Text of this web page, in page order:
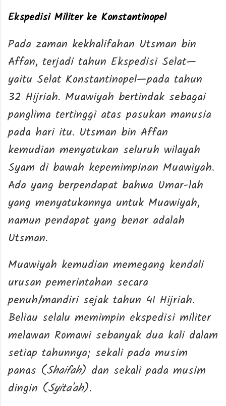
Ekspedisi Militer ke Konstantinopel
Pada zaman kekhalifahan Utsman bin
Affan, terjadi tahun Ekspedisi Selat—
yaitu Selat Konstantinopel—pada tahun
32 Hijriah. Muawiyah bertindak sebagai
panglima tertinggi atas pasukan manusia
pada hari itu. Utsman bin Affan
kemudian menyatukan seluruh wilayah
Syam di bawah kepemimpinan Muawiyah.
Ada yang berpendapat bahwa Umar-lah
yang menyatukannya untuk Muawiyah,
namun pendapat yang benar adalah
Utsman.
Muawiyah kemudian memegang kendali
urusan pemerintahan secara
penuh/mandiri sejak tahun 41 Hijriah.
Beliau selalu memimpin ekspedisi militer
melawan Romawi sebanyak dua kali dalam
setiap tahunnya; sekali pada musim
panas (Shaifah) dan sekali pada musim
dingin (Syita'ah).